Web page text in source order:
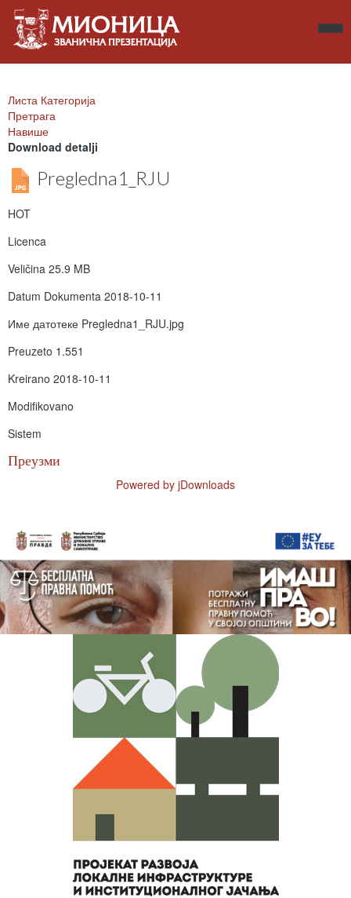
Листа Категорија
Претрага
Навише
Download detalji
Pregledna1_RJU
HOT
Licenca
Veličina 25.9 MB
Datum Dokumenta 2018-10-11
Име датотеке Pregledna1_RJU.jpg
Preuzeto 1.551
Kreirano 2018-10-11
Modifikovano
Sistem
Преузми
Powered by jDownloads